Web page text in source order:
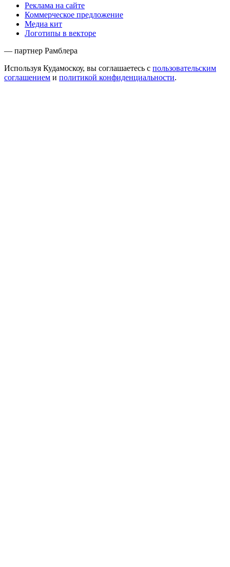
Реклама на сайте
Коммерческое предложение
Медиа кит
Логотипы в векторе
— партнер Рамблера
Используя Кудамоскоу, вы соглашаетесь с пользовательским
соглашением и политикой конфиденциальности.